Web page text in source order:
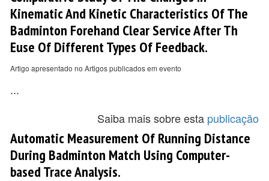
Kinematic And Kinetic Characteristics Of The
Badminton Forehand Clear Service After Th
Euse Of Different Types Of Feedback.
Artigo apresentado no Artigos publicados em evento
...
Saiba mais sobre esta publicação
Automatic Measurement Of Running Distance
During Badminton Match Using Computer-
based Trace Analysis.